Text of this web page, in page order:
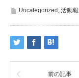
Uncategorized , 活動
前の記事